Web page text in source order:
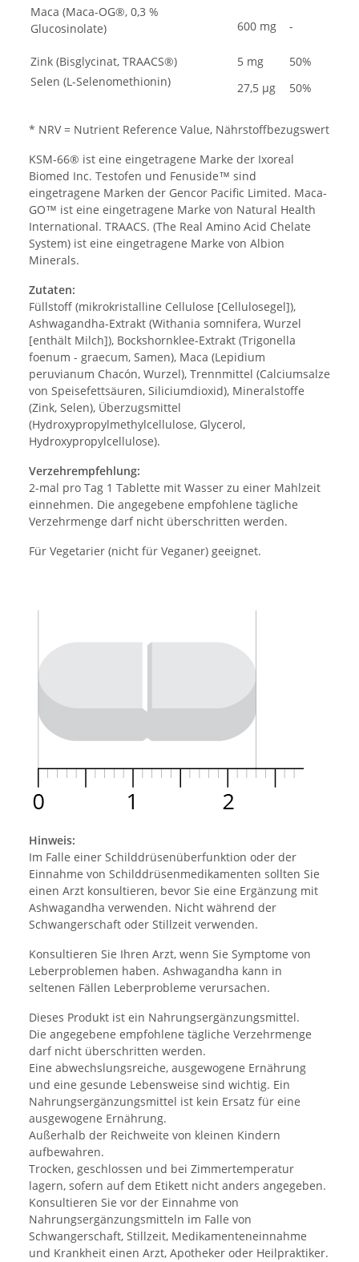
Maca (Maca-OG®, 0,3 %
Glucosinolate)
600 mg -
Zink (Bisglycinat, TRAACS®) 5 mg
50%
Selen (L-Selenomethionin)
27,5 µg 50%
* NRV = Nutrient Reference Value, Nährstoffbezugswert
KSM-66® ist eine eingetragene Marke der Ixoreal
Biomed Inc. Testofen und Fenuside™ sind
eingetragene Marken der Gencor Pacific Limited. Maca-
GO™ ist eine eingetragene Marke von Natural Health
International. TRAACS. (The Real Amino Acid Chelate
System) ist eine eingetragene Marke von Albion
Minerals.
Zutaten:
Füllstoff (mikrokristalline Cellulose [Cellulosegel]),
Ashwagandha-Extrakt (Withania somnifera, Wurzel
[enthält Milch]), Bockshornklee-Extrakt (Trigonella
foenum - graecum, Samen), Maca (Lepidium
peruvianum Chacón, Wurzel), Trennmittel (Calciumsalze
von Speisefettsäuren, Siliciumdioxid), Mineralstoffe
(Zink, Selen), Überzugsmittel
(Hydroxypropylmethylcellulose, Glycerol,
Hydroxypropylcellulose).
Verzehrempfehlung:
2-mal pro Tag 1 Tablette mit Wasser zu einer Mahlzeit
einnehmen. Die angegebene empfohlene tägliche
Verzehrmenge darf nicht überschritten werden.
Für Vegetarier (nicht für Veganer) geeignet.
Hinweis:
Im Falle einer Schilddrüsenüberfunktion oder der
Einnahme von Schilddrüsenmedikamenten sollten Sie
einen Arzt konsultieren, bevor Sie eine Ergänzung mit
Ashwagandha verwenden. Nicht während der
Schwangerschaft oder Stillzeit verwenden.
Konsultieren Sie Ihren Arzt, wenn Sie Symptome von
Leberproblemen haben. Ashwagandha kann in
seltenen Fällen Leberprobleme verursachen.
Dieses Produkt ist ein Nahrungsergänzungsmittel.
Die angegebene empfohlene tägliche Verzehrmenge
darf nicht überschritten werden.
Eine abwechslungsreiche, ausgewogene Ernährung
und eine gesunde Lebensweise sind wichtig. Ein
Nahrungsergänzungsmittel ist kein Ersatz für eine
ausgewogene Ernährung.
Außerhalb der Reichweite von kleinen Kindern
aufbewahren.
Trocken, geschlossen und bei Zimmertemperatur
lagern, sofern auf dem Etikett nicht anders angegeben.
Konsultieren Sie vor der Einnahme von
Nahrungsergänzungsmitteln im Falle von
Schwangerschaft, Stillzeit, Medikamenteneinnahme
und Krankheit einen Arzt, Apotheker oder Heilpraktiker.